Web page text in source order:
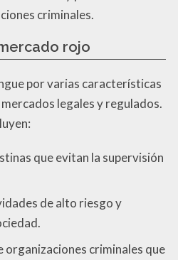
criminales.
rojo
por varias características
legales y regulados.
que evitan la supervisión
de alto riesgo y
criminales que